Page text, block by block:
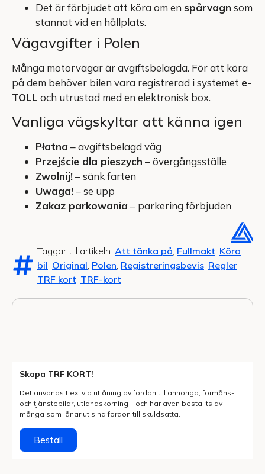
Det är förbjudet att köra om en spårvagn som
stannat vid en hållplats.
Vägavgifter i Polen
Många motorvägar är avgiftsbelagda. För att köra
på dem behöver bilen vara registrerad i systemet e-
TOLL och utrustad med en elektronisk box.
Vanliga vägskyltar att känna igen
Płatna – avgiftsbelagd väg
Przejście dla pieszych – övergångsställe
Zwolnij!– sänk farten
Uwaga!– se upp
Zakaz parkowania – parkering förbjuden
Taggar till artikeln: Att tänka på, Fullmakt, Köra
bil, Original, Polen, Registreringsbevis, Regler,
TRF kort, TRF-kort
Skapa TRF KORT!
Det används t.ex. vid utlåning av fordon till anhöriga, förmåns-
och tjänstebilar, utlands­körning – och har även beställts av
många som lånar ut sina fordon till skuldsatta.
Beställ